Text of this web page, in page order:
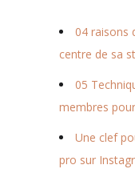
04 raisons
centre de sa
05
membres
Une clef
pro sur